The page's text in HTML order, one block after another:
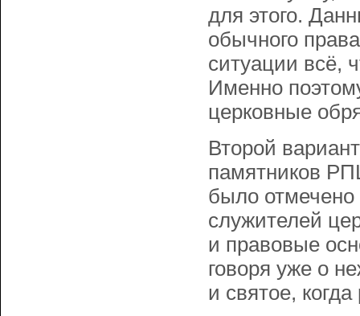
для этого.
обычного
ситуации всё,
Именно
церковные
Второй
памятников
было отмечено
служителей
и правовые
говоря уже о
и святое,